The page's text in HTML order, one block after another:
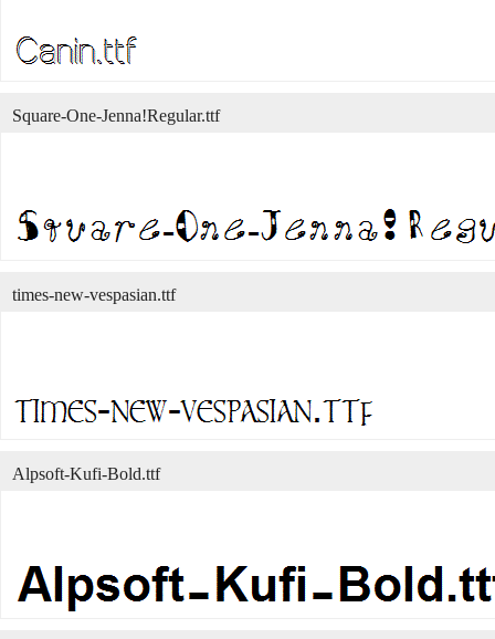
Square-One-Jenna!Regular.ttf
times-new-vespasian.ttf
Alpsoft-Kufi-Bold.ttf